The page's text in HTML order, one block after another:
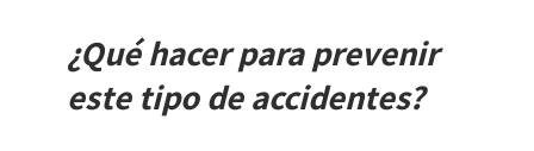
¿Qué hacer para prevenir
este tipo de accidentes?